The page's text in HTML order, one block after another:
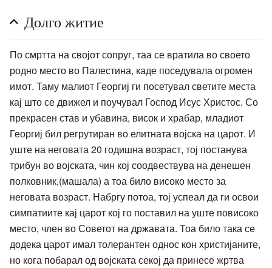
Долго житие
По смртта на својот сопруг, таа се вратила во своето
родно место во Палестина, каде поседувала огромен
имот. Таму малиот Георгиј ги посетувал светите места
кај што се движел и поучувал Господ Исус Христос. Со
прекрасен став и убавина, висок и храбар, младиот
Георгиј бил регрутиран во елитната војска на царот. И
уште на неговата 20 годишна возраст, тој постанува
трибун во војската, чин кој соодвествува на денешен
полковник,(машала) а тоа било високо место за
неговата возраст. Набргу потоа, тој успеал да ги освои
симпатиите кај царот кој го поставил на уште повисоко
место, член во Советот на државата. Тоа било така се
додека царот имал толерантен однос кон христијаните,
но кога побарал од војската секој да принесе жртва